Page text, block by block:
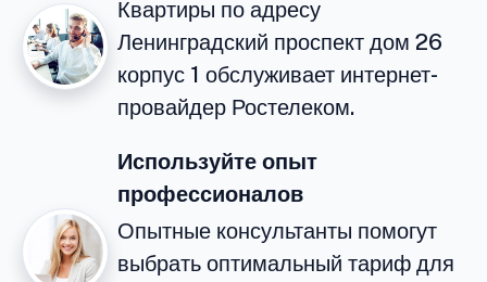
Квартиры по адресу
Ленинградский проспект дом 26
корпус 1 обслуживает интернет-
провайдер Ростелеком.
Используйте опыт
профессионалов
Опытные консультанты помогут
выбрать оптимальный тариф для